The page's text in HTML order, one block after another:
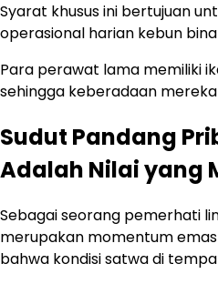
Syarat khusus ini bertujuan
operasional harian kebun
Para perawat lama memiliki
sehingga keberadaan
Sudut Pandang
Adalah Nilai yang
Sebagai seorang pemerhati
merupakan momentum
bahwa kondisi satwa di